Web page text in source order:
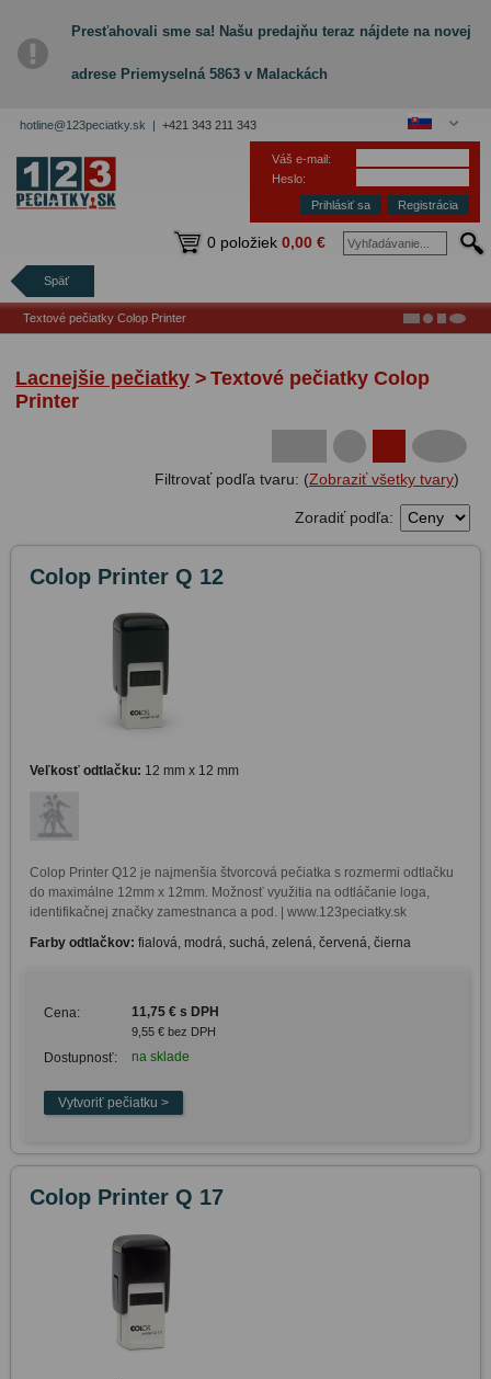
Presťahovali sme sa! Našu predajňu teraz nájdete na novej
adrese Priemyselná 5863 v Malackách
hotline@123peciatky.sk | +421 343 211 343
Váš e-mail:
Heslo:
Registrácia
0 položiek 0,00 €
Späť
Textové pečiatky Colop Printer
Lacnejšie pečiatky> Textové pečiatky Colop
Printer
Filtrovať podľa tvaru: (Zobraziť všetky tvary)
Zoradiť podľa:
Colop Printer Q 12
Veľkosť odtlačku: 12 mm x 12 mm
Colop Printer Q12 je najmenšia štvorcová pečiatka s rozmermi odtlačku
do maximálne 12mm x 12mm. Možnosť využitia na odtláčanie loga,
identifikačnej značky zamestnanca a pod. | www.123peciatky.sk
Farby odtlačkov: fialová, modrá, suchá, zelená, červená, čierna
Cena: 11,75 € s DPH
9,55 € bez DPH
Dostupnosť: na sklade
Colop Printer Q 17